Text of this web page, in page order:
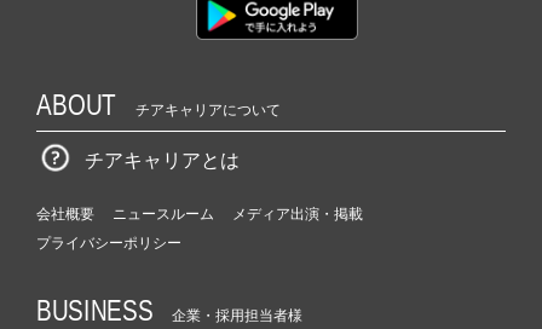
ABOUT チアキャリアについて
チアキャリアとは
会社概要 ニュースルーム
メディア出演・掲載
プライバシーポリシー
BUSINESS 企業・採用担当者様